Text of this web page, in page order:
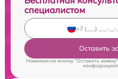
специалистом
Оставить
Нажимая на кнопку "Оставить